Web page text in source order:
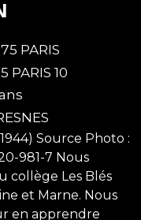
PARIS
PARIS 10
Source Photo :
981-7 Nous
collège Les Blés
et Marne. Nous
en apprendre